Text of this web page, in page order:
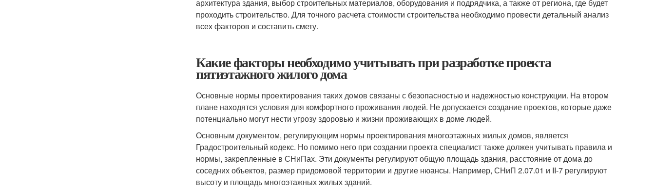
архитектура здания, выбор строительных материалов, оборудования и подрядчика, а также от региона, где будет
проходить строительство. Для точного расчета стоимости строительства необходимо провести детальный анализ
всех факторов и составить смету.
Какие факторы необходимо учитывать при разработке проекта
пятиэтажного жилого дома
Основные нормы проектирования таких домов связаны с безопасностью и надежностью конструкции. На втором
плане находятся условия для комфортного проживания людей. Не допускается создание проектов, которые даже
потенциально могут нести угрозу здоровью и жизни проживающих в доме людей.
Основным документом, регулирующим нормы проектирования многоэтажных жилых домов, является
Градостроительный кодекс. Но помимо него при создании проекта специалист также должен учитывать правила и
нормы, закрепленные в СНиПах. Эти документы регулируют общую площадь здания, расстояние от дома до
соседних объектов, размер придомовой территории и другие нюансы. Например, СНиП 2.07.01 и II-7 регулируют
высоту и площадь многоэтажных жилых зданий.